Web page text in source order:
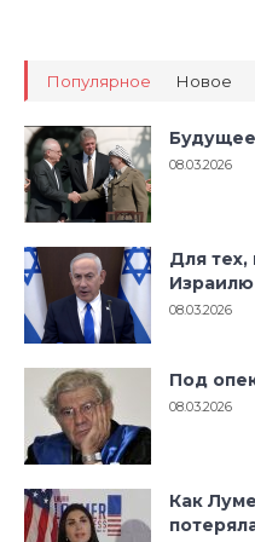
Популярное Новое
08.03.2026
Для
Израилю
08.03.2026
Под
08.03.2026
Как